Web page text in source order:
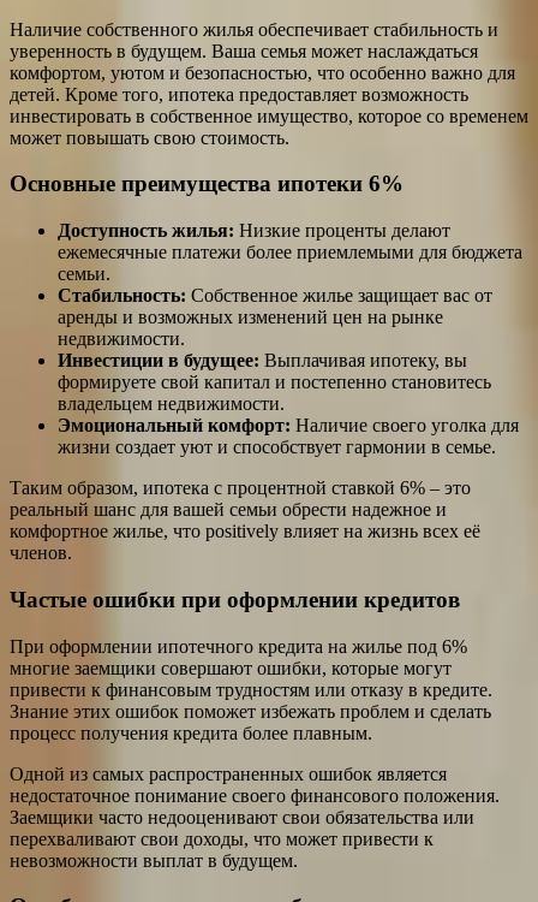
Наличие собственного жилья обеспечивает стабильность и
уверенность в будущем. Ваша семья может наслаждаться
комфортом, уютом и безопасностью, что особенно важно для
детей. Кроме того, ипотека предоставляет возможность
инвестировать в собственное имущество, которое со временем
может повышать свою стоимость.
Основные преимущества ипотеки 6%
Доступность жилья: Низкие проценты делают
ежемесячные платежи более приемлемыми для бюджета
семьи.
Стабильность: Собственное жилье защищает вас от
аренды и возможных изменений цен на рынке
недвижимости.
Инвестиции в будущее: Выплачивая ипотеку, вы
формируете свой капитал и постепенно становитесь
владельцем недвижимости.
Эмоциональный комфорт: Наличие своего уголка для
жизни создает уют и способствует гармонии в семье.
Таким образом, ипотека с процентной ставкой 6% – это
реальный шанс для вашей семьи обрести надежное и
комфортное жилье, что positively влияет на жизнь всех её
членов.
Частые ошибки при оформлении кредитов
При оформлении ипотечного кредита на жилье под 6%
многие заемщики совершают ошибки, которые могут
привести к финансовым трудностям или отказу в кредите.
Знание этих ошибок поможет избежать проблем и сделать
процесс получения кредита более плавным.
Одной из самых распространенных ошибок является
недостаточное понимание своего финансового положения.
Заемщики часто недооценивают свои обязательства или
перехваливают свои доходы, что может привести к
невозможности выплат в будущем.